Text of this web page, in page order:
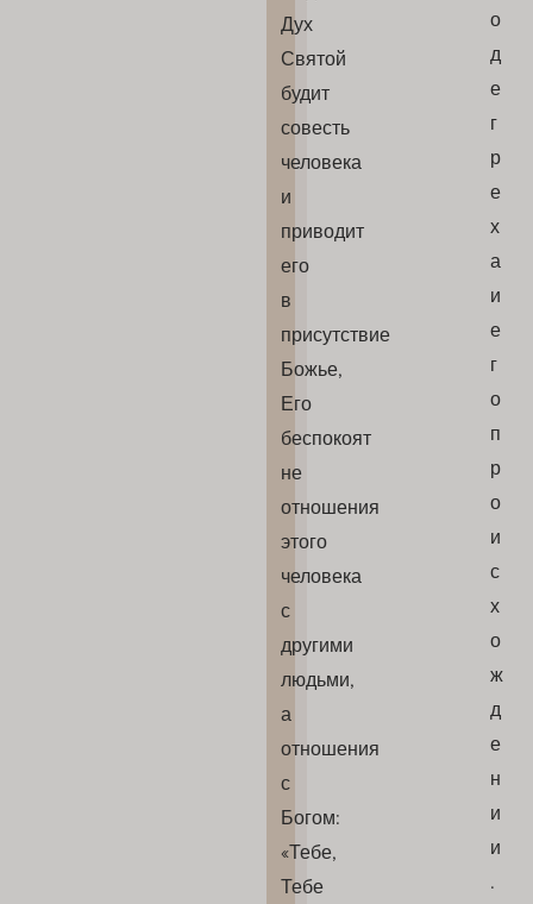
Дух
Святой
будит
совесть
человека
и
приводит
его
в
присутствие
Божье,
Его
беспокоят
не
отношения
этого
человека
с
другими
людьми,
а
отношения
с
Богом:
«Тебе,
Тебе
о
д
е
г
р
е
х
а
и
е
г
о
п
р
о
и
с
х
о
ж
д
е
н
и
и
.